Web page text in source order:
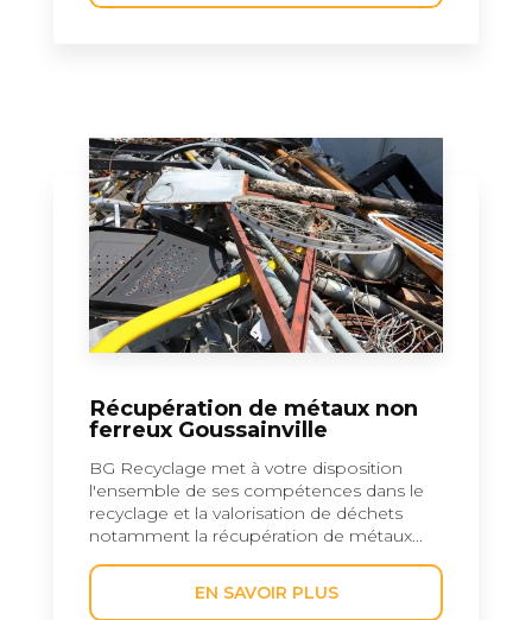
Récupération de métaux non
ferreux Goussainville
BG Recyclage met à votre disposition
l'ensemble de ses compétences dans le
recyclage et la valorisation de déchets
notamment la récupération de métaux...
EN SAVOIR PLUS